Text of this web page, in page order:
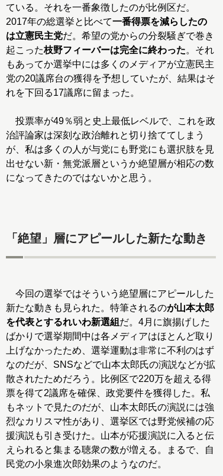
ている。それを一番象徴したのが比例区だ。
2017年の総選挙と比べて一番得票を減らしたの
は立憲民主党だ。希望の党からの分裂騒ぎで巻き
起こった枝野フィーバーは完全に終わった。それ
もあってか選挙中には多くのメディアが立憲民主
党の20議席台の獲得を予想していたが、結果はそ
れを下回る17議席に留まった。
投票率が49％弱と史上最低レベルで、これを政
治評論家は深刻な政治離れと切り捨ててしまう
が、私は多くの人が与党にも野党にも選択肢を見
出せない新・無党派層というか絶望層が相応の数
になってきたのではないかと思う。
「絶望」層にアピールした新たな動き
今回の選挙ではそういう絶望層にアピールした
新たな動きも見られた。特筆されるのが山本太郎
を代表とするれいわ新選組 だ。4月に旗揚げした
ばかりで選挙期間中は各メディアはほとんど取り
上げなかったため、選挙運動は非常に不利のはず
なのだが、SNSなどで山本太郎氏の演説などが拡
散されたためだろう。比例区で220万を超える得
票を得て2議席を確保、政党要件を獲得した。私
もネットで見たのだが、山本太郎氏の演説には強
烈なカリスマ性があり、選挙区では野党候補の応
援演説も引き受けた。山本が応援演説に入ると伝
えられると集まる聴衆の数が増える。まるで、自
民党の小泉進次郎効果のようなのだ。